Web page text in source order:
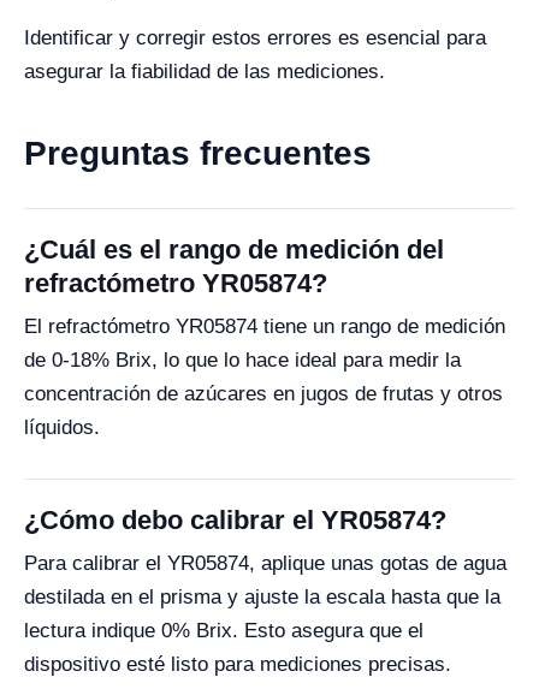
Identificar y corregir estos errores es esencial para
asegurar la fiabilidad de las mediciones.
Preguntas frecuentes
¿Cuál es el rango de medición del
refractómetro YR05874?
El refractómetro YR05874 tiene un rango de medición
de 0-18% Brix, lo que lo hace ideal para medir la
concentración de azúcares en jugos de frutas y otros
líquidos.
¿Cómo debo calibrar el YR05874?
Para calibrar el YR05874, aplique unas gotas de agua
destilada en el prisma y ajuste la escala hasta que la
lectura indique 0% Brix. Esto asegura que el
dispositivo esté listo para mediciones precisas.